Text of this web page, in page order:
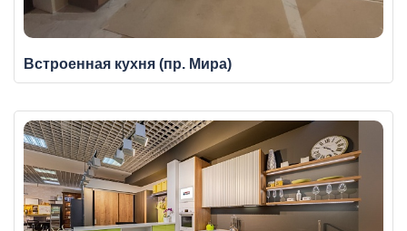
Встроенная кухня (пр. Мира)